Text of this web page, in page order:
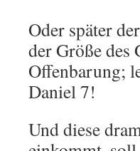
Oder später
der Größe des
Offenbarung;
Daniel 7!
Und diese